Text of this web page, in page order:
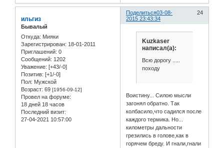
Поделиться 24
03-08-
2015 23:43:34
ильгиз
Бывалый
Откуда: Мияки
Зарегистрирован: 18-01-2011
Приглашений: 0
Сообщений: 1202
Уважение: [+43/-0]
Позитив: [+1/-0]
Пол: Мужской
Возраст: 69 [1956-09-12]
Провел на форуме:
18 дней 18 часов
Последний визит:
27-04-2021 10:57:00
Kuzkaser
написал(а):
Всю дорогу .....
походу
Воистину... Силою мысли
загонял обратно. Так
колбасило,что садился после
каждого термика. Но...
километры дальности
грезились в голове,как в
горячем бреду. И гнали,гнали